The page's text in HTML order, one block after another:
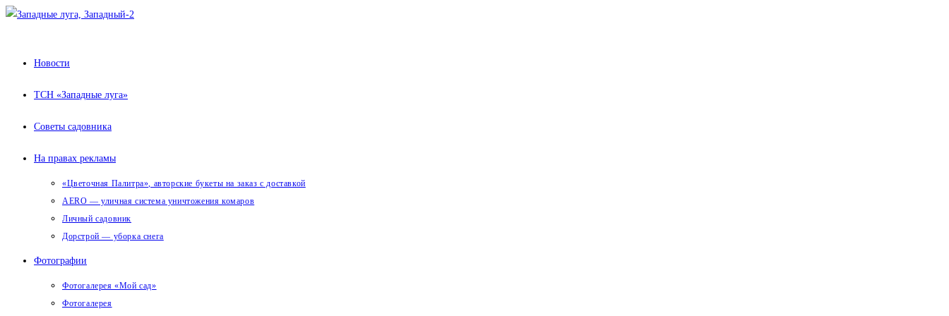
Перейти
Новости
ТСН «Западные луга»
Советы садовника
На правах рекламы
«Цветочная Палитра», авторские букеты на заказ с доставкой
AERO — уличная система уничтожения комаров
Личный садовник
Дорстрой — уборка снега
Фотографии
Фотогалерея «Мой сад»
Фотогалерея